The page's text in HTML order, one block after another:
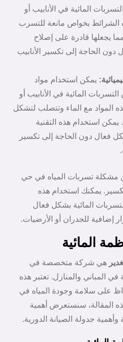
المائية في الأنابيب أو
الشرائط بخواص مانعة للتسرب
يجعلها قادرة على إصلاح
دون الحاجة إلى تكسير الأنابيب
يمكن استخدام مواد
المائية في الأنابيب أو
المواد مع الماء وتتصلب لتشكل
استخدام هذه التقنية
فعال دون الحاجة إلى تكسير
مشكلة تسربات المياه في حي
يمكنك استخدام هذه
المائية بشكل فعال
للجدران أو الأرضيات.
المائية
هي شركة متخصصة في
المباني والمنازل. تعتبر هذه
على سلامة وجودة المياه في
المقالة، سنستعرض أهمية
جدولة الصيانة الدورية.